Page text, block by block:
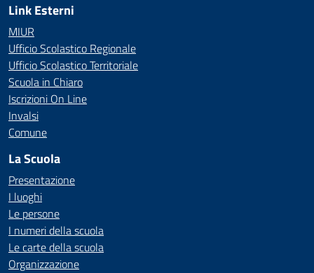
Link Esterni
MIUR
Ufficio Scolastico Regionale
Ufficio Scolastico Territoriale
Scuola in Chiaro
Iscrizioni On Line
Invalsi
Comune
La Scuola
Presentazione
I luoghi
Le persone
I numeri della scuola
Le carte della scuola
Organizzazione